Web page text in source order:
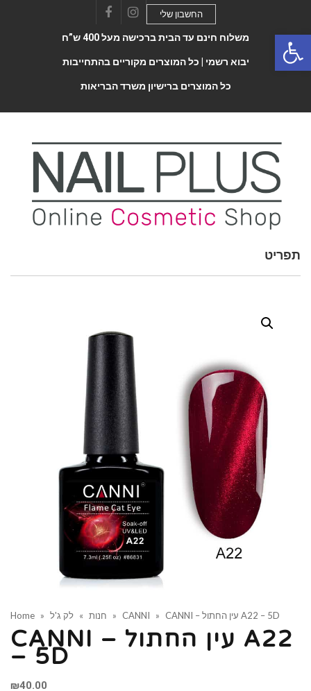
FacebookInstagram
החשבון שלי
משלוח חינם עד הבית ברכישה מעל 400 ש”ח
יבוא רשמי | כל המוצרים מקוריים בהתחייבות
כל המוצרים ברישיון משרד הבריאות
Toggle
תפריט
Home » חנות » לק ג'ל » CANNI » CANNI – עין החתול A22 – 5D
CANNI – עין החתול A22
– 5D
₪40.00